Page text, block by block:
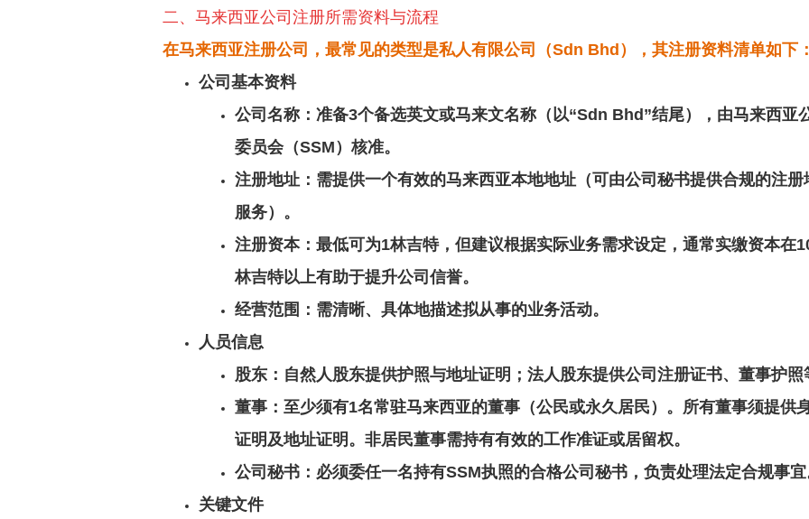
二、马来西亚公司注册所需资料与流程
在马来西亚注册公司，最常见的类型是私人有限公司（Sdn Bhd），其注册资料清单如下：
公司基本资料
公司名称 ：准备3个备选英文或马来文名称（以“Sdn Bhd”结尾），由马来西亚
委员会（SSM）核准。
注册地址 ：需提供一个有效的马来西亚本地地址（可由公司秘书提供合规的注册
服务）。
注册资本：最低可为1林吉特，但建议根据实际业务需求设定，通常实缴资本在
林吉特以上有助于提升公司信誉。
经营范围 ：需清晰、具体地描述拟从事的业务活动。
人员信息
股东 ：自然人股东提供护照与地址证明；法人股东提供公司注册证书、董事护照
董事 ：至少须有1名常驻马来西亚的董事（公民或永久居民）。所有董事须提供
证明及地址证明。非居民董事需持有有效的工作准证或居留权。
公司秘书 ：必须委任一名持有SSM执照的合格公司秘书，负责处理法定合规事宜
关键文件